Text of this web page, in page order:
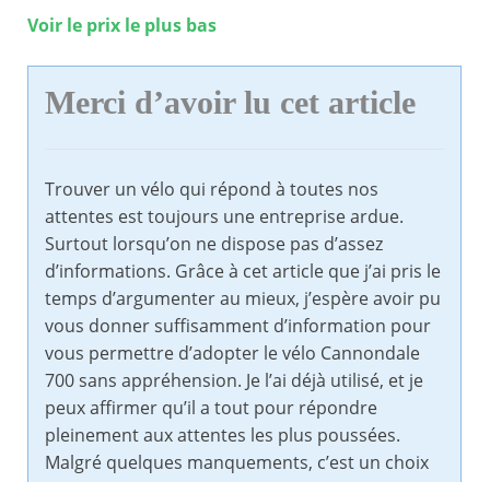
Voir le prix le plus bas
Merci d’avoir lu cet article
Trouver un vélo qui répond à toutes nos
attentes est toujours une entreprise ardue.
Surtout lorsqu’on ne dispose pas d’assez
d’informations. Grâce à cet article que j’ai pris le
temps d’argumenter au mieux, j’espère avoir pu
vous donner suffisamment d’information pour
vous permettre d’adopter le vélo Cannondale
700 sans appréhension. Je l’ai déjà utilisé, et je
peux affirmer qu’il a tout pour répondre
pleinement aux attentes les plus poussées.
Malgré quelques manquements, c’est un choix